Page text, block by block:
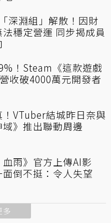
深淵組」解散！因財
穩定營運 同步揭成員
！Steam《這款遊戲
收破4000萬元開發者
！VTuber結城昨日奈與
域》推出聯動周邊
血雨》官方上傳AI影
面倒不挺：令人失望
多